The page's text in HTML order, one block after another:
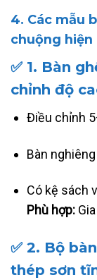
4. Các mẫu
chuộng hiện
✅ 1. Bàn
chỉnh độ
Điều chỉnh
Bàn
Có kệ sách
Phù hợp:
✅ 2. Bộ
thép sơn